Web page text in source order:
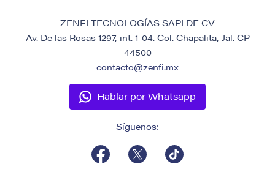
ZENFI TECNOLOGÍAS SAPI DE CV
Av. De las Rosas 1297, int. 1-04. Col. Chapalita, Jal. CP
44500
contacto@zenfi.mx
Hablar por Whatsapp
Síguenos: